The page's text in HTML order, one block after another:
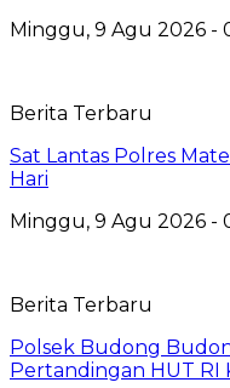
Minggu, 9 Agu 2026 -
Berita Terbaru
Sat Lantas Polres
Hari
Minggu, 9 Agu 2026 -
Berita Terbaru
Polsek Budong
Pertandingan HUT RI